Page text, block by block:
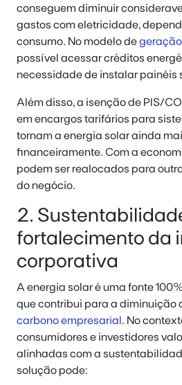
conseguem diminuir
gastos com eletricidade,
consumo. No modelo de
possível acessar créditos
necessidade de instalar painéis
Além disso, a isenção de PIS/
em encargos tarifários para
tornam a energia solar ainda
financeiramente. Com a
podem ser realocados para
do negócio.
2.
fortalecimento da
corporativa
A energia solar é uma fonte
que contribui para a diminuição
carbono empresarial . No
consumidores e investidores
alinhadas com a
solução pode: